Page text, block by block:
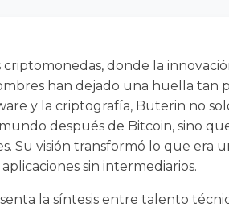
criptomonedas, donde la
han dejado una huella tan
y la criptografía, Buterin no
después de Bitcoin, sino
Su visión transformó lo que era
sin intermediarios.
la síntesis entre talento